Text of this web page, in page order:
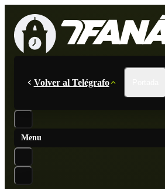
Volver al Telégrafo
Menu